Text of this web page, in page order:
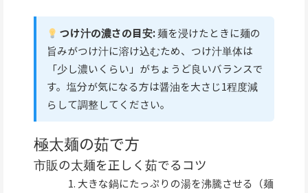
つけ汁の濃さの目安:麺を浸けたときに麺の
旨みがつけ汁に溶け込むため、つけ汁単体は
「少し濃いくらい」がちょうど良いバランスで
す。塩分が気になる方は醤油を大さじ1程度減
らして調整してください。
極太麺の茹で方
市販の太麺を正しく茹でるコツ
大きな鍋にたっぷりの湯を沸騰させる（麺